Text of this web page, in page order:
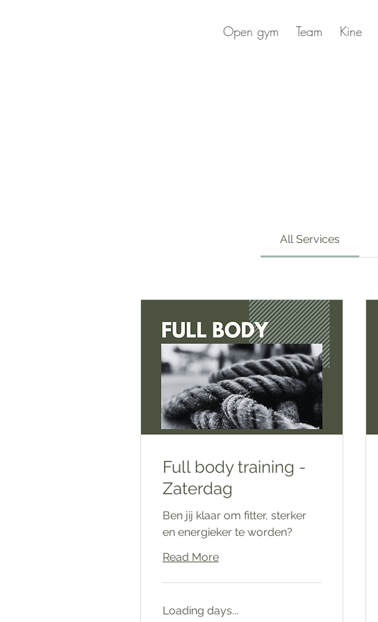
Open gym Team Kine
All Services
Full body training -
Zaterdag
Ben jij klaar om fitter, sterker
en energieker te worden?
Read More
Loading days...